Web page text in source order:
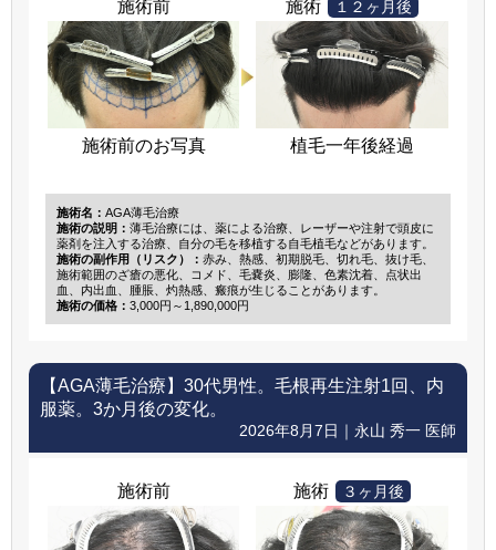
施術前
施術前のお写真
施術 １２ヶ月後
植毛一年後経過
施術名： AGA薄毛治療
施術の説明： 薄毛治療には、薬による治療、レーザーや注射で頭皮に
薬剤を注入する治療、自分の毛を移植する自毛植毛などがあります。
施術の副作用（リスク）： 赤み、熱感、初期脱毛、切れ毛、抜け毛、
施術範囲のざ瘡の悪化、コメド、毛嚢炎、膨隆、色素沈着、点状出
血、内出血、腫脹、灼熱感、瘢痕が生じることがあります。
施術の価格： 3,000円～1,890,000円
【AGA薄毛治療】 30代男性。毛根再生注射1回、内
服薬。3か月後の変化。
2026年8月7日｜永山 秀一 医師
施術前 施術 ３ヶ月後